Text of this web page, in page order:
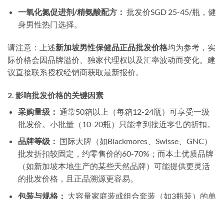
一氧化氮促进剂/精氨酸配方： 批发价SGD 25-45/瓶，健
身男性热门选择。
请注意：上述新加坡男性保健品正品批发价格均为参考，实
际价格会因品牌溢价、独家代理权以及汇率波动而变化。建
议直接联系授权经销商获取最新报价。
2. 影响批发价格的关键因素
采购量级： 通常50箱以上（每箱12-24瓶）可享受一级
批发价。小批量（10-20瓶）只能拿到接近零售的折扣。
品牌等级： 国际大牌（如Blackmores、Swisse、GNC）
批发折扣较固定，约零售价的60-70%；而本土优质品牌
（如新加坡本地生产的某些天然品牌）可能提供更灵活
的批发价格，且正品溯源更容易。
包装与规格： 大容量家庭装或组合套装（如3瓶装）的单